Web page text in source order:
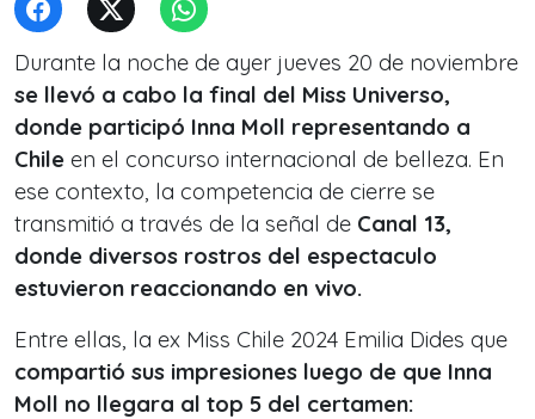
Durante la noche de ayer jueves 20 de noviembre
se llevó a cabo la final del Miss Universo,
donde participó Inna Moll representando a
Chile en el concurso internacional de belleza. En
ese contexto, la competencia de cierre se
transmitió a través de la señal de Canal 13,
donde diversos rostros del espectaculo
estuvieron reaccionando en vivo.
Entre ellas, la ex Miss Chile 2024 Emilia Dides que
compartió sus impresiones luego de que Inna
Moll no llegara al top 5 del certamen: